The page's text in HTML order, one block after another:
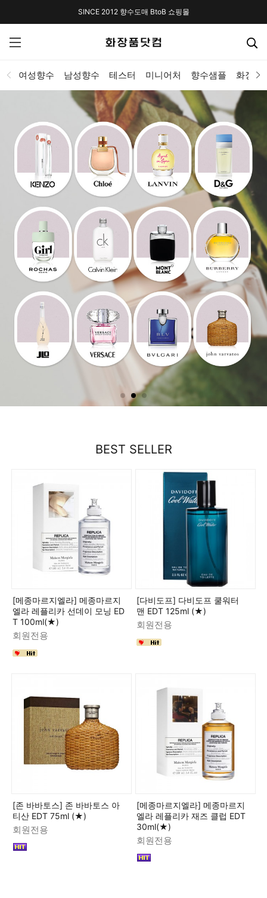
SINCE 2012 향수도매 BtoB 쇼핑몰
여성향수 남성향수 테스터 미니어처 향수샘플 화장품
BEST SELLER
[메종마르지엘라] 메종마르지
엘라 레플리카 선데이 모닝 ED
T 100ml(★)
회원전용
[다비도프] 다비도프 쿨워터
맨 EDT 125ml (★)
회원전용
[존 바바토스] 존 바바토스 아
티산 EDT 75ml (★)
회원전용
[메종마르지엘라] 메종마르지
엘라 레플리카 재즈 클럽 EDT
30ml(★)
회원전용